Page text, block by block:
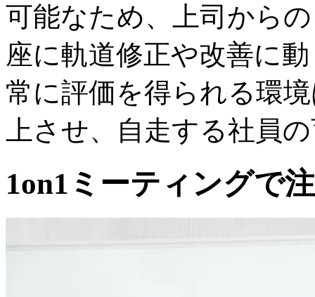
可能なため、上司から
座に軌道修正や改善に
常に評価を得られる環
上させ、自走する社員
1on1ミーティングで